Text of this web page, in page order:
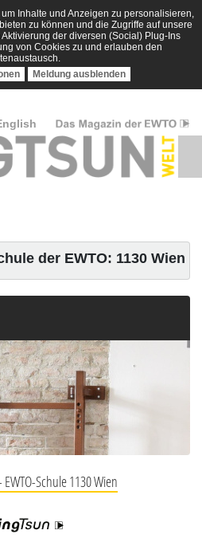
Inhalte und Anzeigen zu personalisieren,
zu können und die Zugriffe auf unsere
der diversen (Social) Plug-Ins
von Cookies zu und erlauben den
Meldung ausblenden
der EWTO: 1130 Wien
Schule 1130 Wien